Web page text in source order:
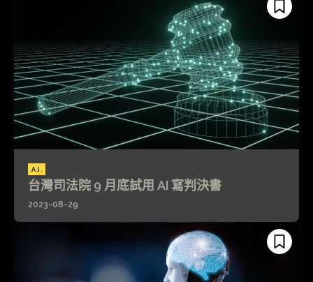
A.I.
台灣司法院 9 月底試用 AI 寫判決書
2023-08-29